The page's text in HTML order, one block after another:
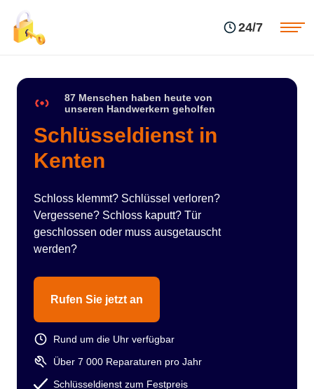
24/7
87 Menschen haben heute von
unseren Handwerkern geholfen
Schlüsseldienst in
Kenten
Schloss klemmt? Schlüssel verloren?
Vergessene? Schloss kaputt? Tür
geschlossen oder muss ausgetauscht
werden?
Rufen Sie jetzt an
Rund um die Uhr verfügbar
Über 7 000 Reparaturen pro Jahr
Schlüsseldienst zum Festpreis